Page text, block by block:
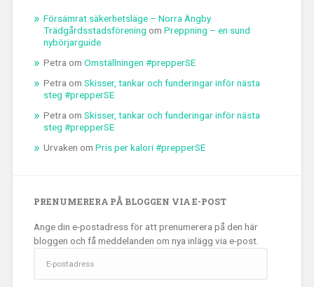
Försämrat säkerhetsläge – Norra Ängby
Trädgårdsstadsförening om Preppning – en sund
nybörjarguide
Petra om Omställningen #prepperSE
Petra om Skisser, tankar och funderingar inför nästa
steg #prepperSE
Petra om Skisser, tankar och funderingar inför nästa
steg #prepperSE
Urvaken om Pris per kalori #prepperSE
PRENUMERERA PÅ BLOGGEN VIA E-POST
Ange din e-postadress för att prenumerera på den här
bloggen och få meddelanden om nya inlägg via e-post.
postadress